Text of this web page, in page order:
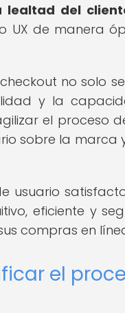
lealtad del
UX de manera
no solo
y la
el proceso
sobre la
usuario
eficiente y
compras en
el